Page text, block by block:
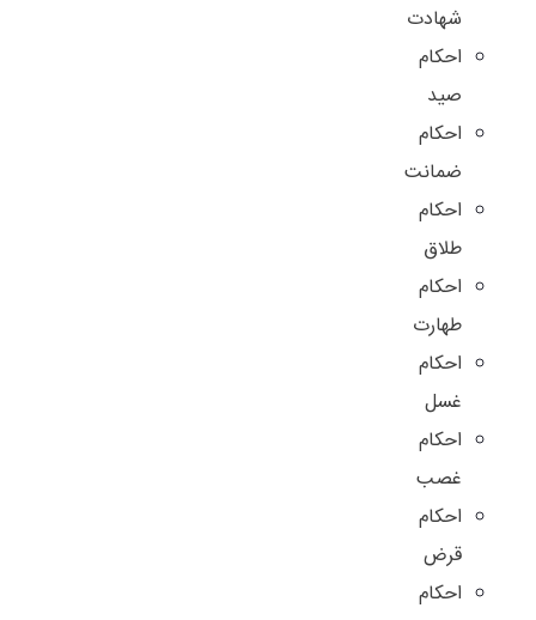
شهادت
احکام
صید
احکام
ضمانت
احکام
طلاق
احکام
طهارت
احکام
غسل
احکام
غصب
احکام
قرض
احکام